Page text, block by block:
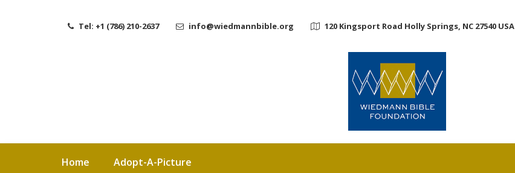
Tel: +1 (786) 210-2637 info@wiedmannbible.org 120 Kingsport Road Holly Springs, NC 27540 USA
Home Adopt-A-Picture